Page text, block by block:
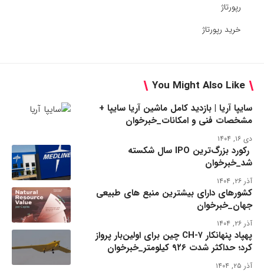
رپورتاژ
خرید رپورتاژ
You Might Also Like
سایپا آریا | بازدید کامل ماشین آریا سایپا +
مشخصات فنی و امکانات_خبرخوان
دی ۱۶, ۱۴۰۴
رکورد بزرگ‌ترین IPO سال شکسته
شد_خبرخوان
آذر ۲۶, ۱۴۰۴
کشورهای دارای بیشترین منبع های طبیعی
جهان_خبرخوان
آذر ۲۶, ۱۴۰۴
پهپاد پنهانکار CH-۷ چین برای اولین‌بار پرواز
کرد؛ حداکثر شدت ۹۲۶ کیلومتر_خبرخوان
آذر ۲۵, ۱۴۰۴